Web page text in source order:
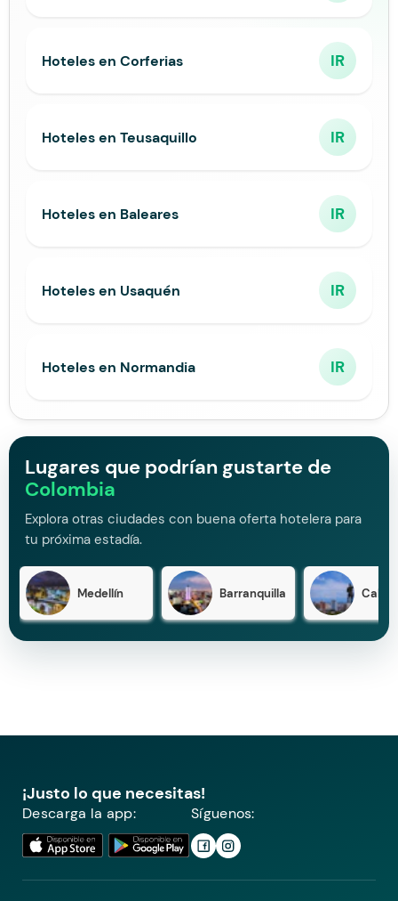
Hoteles en Corferias IR
Hoteles en Teusaquillo IR
Hoteles en Baleares IR
Hoteles en Usaquén IR
Hoteles en Normandia IR
Lugares que podrían gustarte de
Colombia
Explora otras ciudades con buena oferta hotelera para
tu próxima estadía.
Medellín Barranquilla Cali
¡Justo lo que necesitas!
Descarga la app: Síguenos: